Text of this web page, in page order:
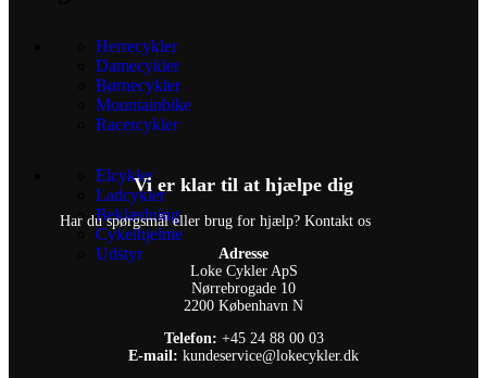
Herrecykler
Damecykler
Børnecykler
Mountainbike
Racercykler
Elcykler
Ladcykler
Beklædning
Cykelhjelme
Udstyr
Vi er klar til at hjælpe dig
Har du spørgsmål eller brug for hjælp? Kontakt os
Adresse
Loke Cykler ApS
Nørrebrogade 10
2200 København N
Telefon: +45 24 88 00 03
E-mail: kundeservice@lokecykler.dk